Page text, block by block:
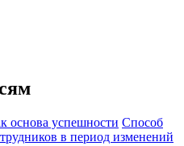
основа успешности Способ
в период изменений